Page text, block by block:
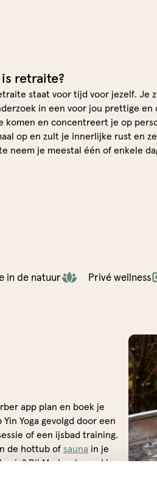
retraite?
staat voor tijd voor jezelf. Je
in een voor jou prettige
komen en concentreert je op
op en zult je innerlijke rust en
neem je meestal één of enkele
in de natuur Privé wellness
app plan en boek je
Yoga gevolgd door een
of een ijsbad training.
de hottub of sauna in je
Bij Marber bepaal je